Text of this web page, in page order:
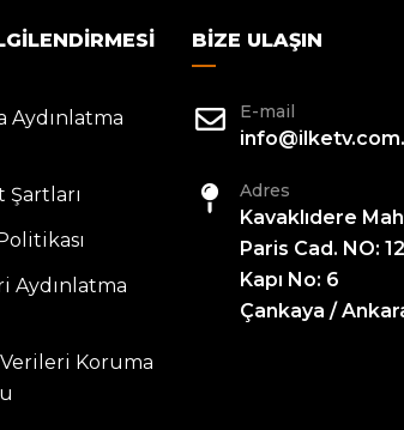
Aydınlatma
Şartları
Aydınlatma
Koruma
BIZE ULAŞIN
E-mail
Adres
Kavaklıdere
Paris Cad. NO:
Kapı No: 6
Çankaya /